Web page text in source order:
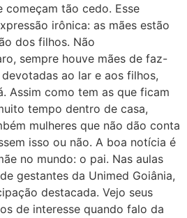
começam tão cedo. Esse
irônica: as mães estão
dos filhos. Não
sempre houve mães de faz-
ao lar e aos filhos,
Assim como tem as que ficam
tempo dentro de casa,
mulheres que não dão conta
isso ou não. A boa notícia é
no mundo: o pai. Nas aulas
gestantes da Unimed Goiânia,
destacada. Vejo seus
de interesse quando falo da